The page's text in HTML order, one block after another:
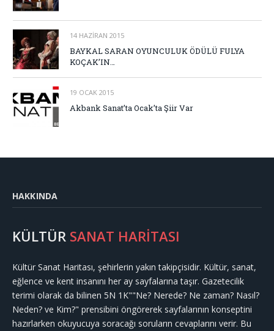
14 HAZIRAN 2015
BAYKAL SARAN OYUNCULUK ÖDÜLÜ FULYA
KOÇAK’IN…
19 OCAK 2015
Akbank Sanat’ta Ocak’ta Şiir Var
HAKKINDA
KÜLTÜR SANAT HARİTASI
Kültür Sanat Haritası, şehirlerin yakın takipçisidir. Kültür, sanat,
eğlence ve kent insanını her ay sayfalarına taşır. Gazetecilik
terimi olarak da bilinen 5N 1K""Ne? Nerede? Ne zaman? Nasıl?
Neden? ve Kim?" prensibini öngörerek sayfalarının konseptini
hazırlarken okuyucuya soracağı soruların cevaplarını verir. Bu